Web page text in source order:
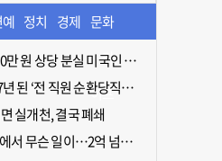
정치 경제 문화
ㆍ라
이프
부산서 550만 원 상당 분실 미국인 관광객, 경찰 도움으로 되찾아
부산시, 77년 된 ‘전 직원 순환당직제’ 폐지
실개천, 결국 폐쇄
VIP 1인실에서 무슨 일이…2억 넘게 쓴 중독자·불법촬영한 의사